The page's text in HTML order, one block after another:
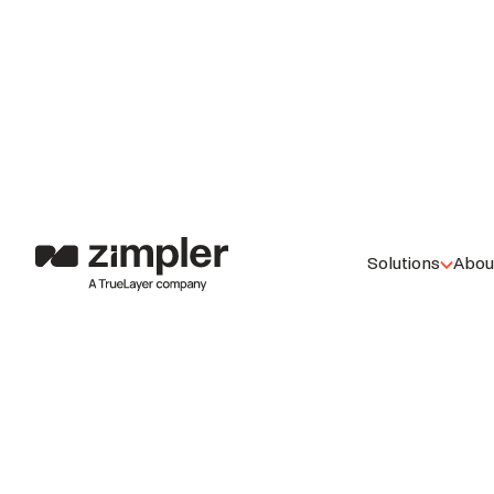
Solutions
1.1 Estes Termos e Condições Gerais (os
1.2 Ao usar a Solução (conforme definido
2.1 O aceite por você por qualquer meio de
Públicos do Brasil e/ou outro documento relativo à
Condições. Você concorda que, ao utilizar a Solução,